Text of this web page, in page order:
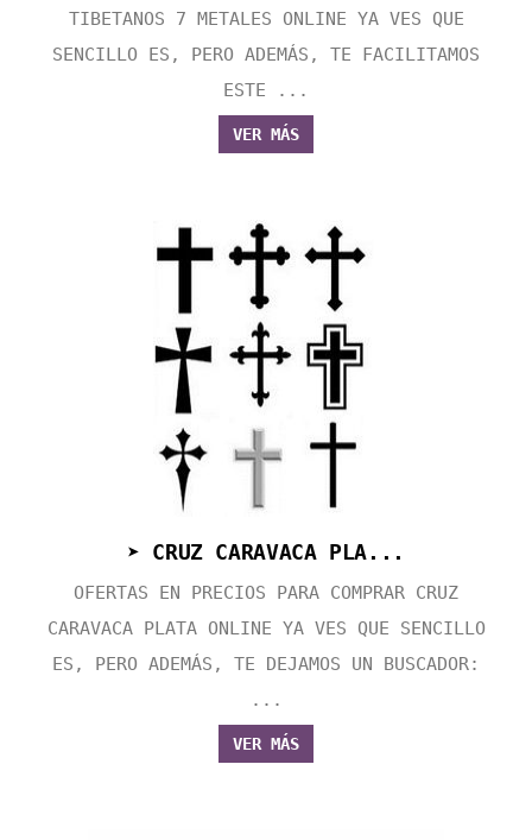
TIBETANOS 7 METALES ONLINE YA VES QUE
SENCILLO ES, PERO ADEMÁS, TE FACILITAMOS
ESTE ...
VER MÁS
➤ CRUZ CARAVACA PLA...
OFERTAS EN PRECIOS PARA COMPRAR CRUZ
CARAVACA PLATA ONLINE YA VES QUE SENCILLO
ES, PERO ADEMÁS, TE DEJAMOS UN BUSCADOR:
...
VER MÁS